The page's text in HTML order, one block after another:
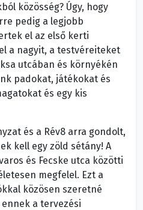
közösség? Úgy, hogy
pedig a legjobb
el az első kerti
a nagyit, a testvéreiteket
utcában és környékén
padokat, játékokat és
és egy kis
és a Rév8 arra gondolt,
kell egy zöld sétány! A
és Fecske utca közötti
megfelel. Ezt a
közösen szeretné
a tervezési